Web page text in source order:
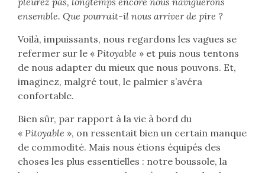
ensemble. Que pourrait-il nous arriver de pire ?
Voilà, impuissants, nous regardons les vagues se
refermer sur le « Pitoyable » et puis nous tentons
de nous adapter du mieux que nous pouvons. Et,
imaginez, malgré tout, le palmier s’avéra
confortable.
Bien sûr, par rapport à la vie à bord du
« Pitoyable », on ressentait bien un certain manque
de commodité. Mais nous étions équipés des
choses les plus essentielles : notre boussole, la